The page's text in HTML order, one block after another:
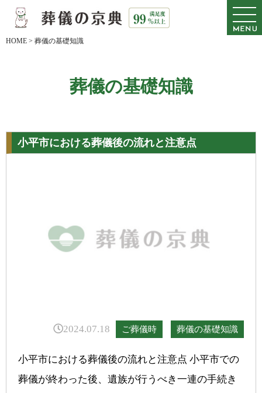
HOME > 葬儀の基礎知識
葬儀の基礎知識
小平市における葬儀後の流れと注意点
2024.07.18 ご葬儀時 葬儀の基礎知識
小平市における葬儀後の流れと注意点 小平市での
葬儀が終わった後、遺族が行うべき一連の手続き